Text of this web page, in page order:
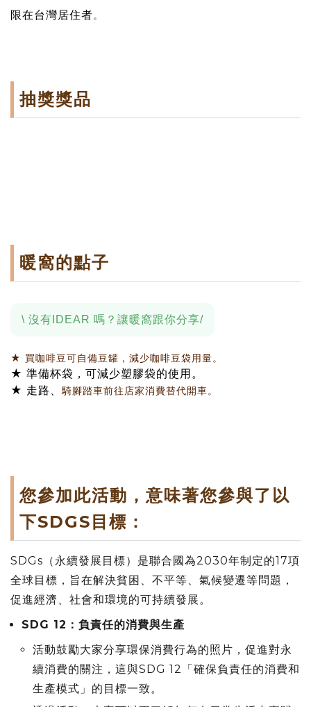
限在台灣居住者。
抽獎獎品
暖窩的點子
\ 沒有IDEAR 嗎？讓暖窩跟你分享/
★ 買咖啡豆可自備豆罐，減少咖啡豆袋用量。
★ 準備杯袋，可減少塑膠袋的使用。
★ 走路、騎腳踏車前往店家消費替代開車。
您參加此活動，意味著您參與了以
下SDGS目標：
SDGs（永續發展目標）是聯合國為2030年制定的17項
全球目標，旨在解決貧困、不平等、氣候變遷等問題，
促進經濟、社會和環境的可持續發展。
SDG 12：負責任的消費與生產
活動鼓勵大家分享環保消費行為的照片，促進對永
續消費的關注，這與SDG 12「確保負責任的消費和
生產模式」的目標一致。